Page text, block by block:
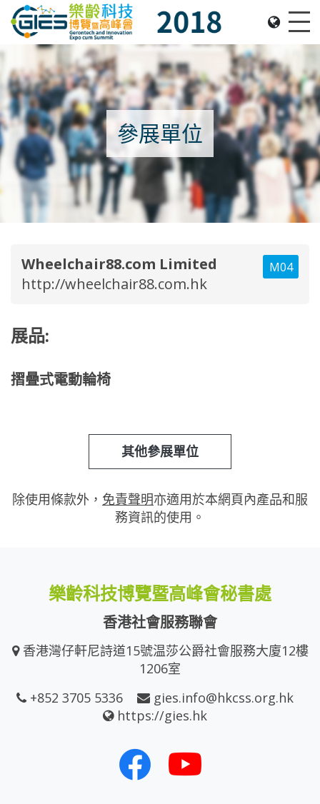
Date: Expo: 22-25 November 2018, Venue: Hall 1A-
參展單位
M04
Wheelchair88.com Limited
http://wheelchair88.com.hk
展品:
摺曡式電動輪椅
其他參展單位
除使用條款外， 免責聲明亦適用於本網頁內產品和服
務資訊的使用。
樂齡科技博覽暨高峰會秘書處
香港社會服務聯會
香港灣仔軒尼詩道15號温莎公爵社會服務大廈12樓
1206室
+852 3705 5336
gies.info@hkcss.org.hk
https://gies.hk